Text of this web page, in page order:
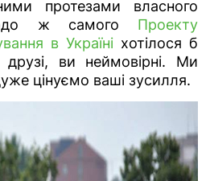
протезами власного
ж самого Проекту
в Україні хотілося б
друзі, ви неймовірні. Ми
цінуємо ваші зусилля.